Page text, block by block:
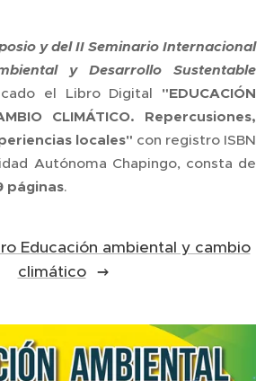
y del II Seminario Internacional
y Desarrollo Sustentable
el Libro Digital "EDUCACIÓN
CLIMÁTICO. Repercusiones,
locales" con registro ISBN
Autónoma Chapingo, consta de
páginas.
Educación ambiental y cambio
climático